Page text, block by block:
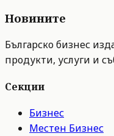
Новините
Българско бизнес
продукти, услуги и
Секции
Бизнес
Местен Бизнес